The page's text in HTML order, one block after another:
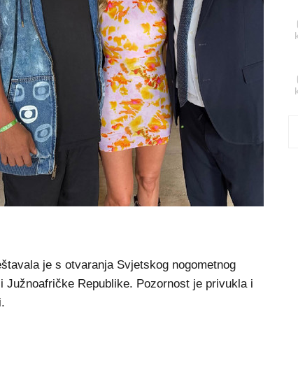
je s otvaranja Svjetskog nogometnog
Republike. Pozornost je privukla i